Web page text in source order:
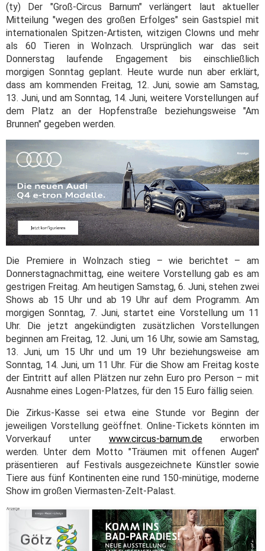
(ty) Der "Groß-Circus Barnum" verlängert laut aktueller
Mitteilung "wegen des großen Erfolges" sein Gastspiel mit
internationalen Spitzen-Artisten, witzigen Clowns und mehr
als 60 Tieren in Wolnzach. Ursprünglich war das seit
Donnerstag laufende Engagement bis einschließlich
morgigen Sonntag geplant. Heute wurde nun aber erklärt,
dass am kommenden Freitag, 12. Juni, sowie am Samstag,
13. Juni, und am Sonntag, 14. Juni, weitere Vorstellungen auf
dem Platz an der Hopfenstraße beziehungsweise "Am
Brunnen" gegeben werden.
Die Premiere in Wolnzach stieg – wie berichtet – am
Donnerstagnachmittag, eine weitere Vorstellung gab es am
gestrigen Freitag. Am heutigen Samstag, 6. Juni, stehen zwei
Shows ab 15 Uhr und ab 19 Uhr auf dem Programm. Am
morgigen Sonntag, 7. Juni, startet eine Vorstellung um 11
Uhr. Die jetzt angekündigten zusätzlichen Vorstellungen
beginnen am Freitag, 12. Juni, um 16 Uhr, sowie am Samstag,
13. Juni, um 15 Uhr und um 19 Uhr beziehungsweise am
Sonntag, 14. Juni, um 11 Uhr. Für die Show am Freitag koste
der Eintritt auf allen Plätzen nur zehn Euro pro Person – mit
Ausnahme eines Logen-Platzes, für den 15 Euro fällig seien.
Die Zirkus-Kasse sei etwa eine Stunde vor Beginn der
jeweiligen Vorstellung geöffnet. Online-Tickets könnten im
Vorverkauf unter www.circus-barnum.de erworben
werden. Unter dem Motto "Träumen mit offenen Augen"
präsentieren auf Festivals ausgezeichnete Künstler sowie
Tiere aus fünf Kontinenten eine rund 150-minütige, moderne
Show im großen Viermasten-Zelt-Palast.